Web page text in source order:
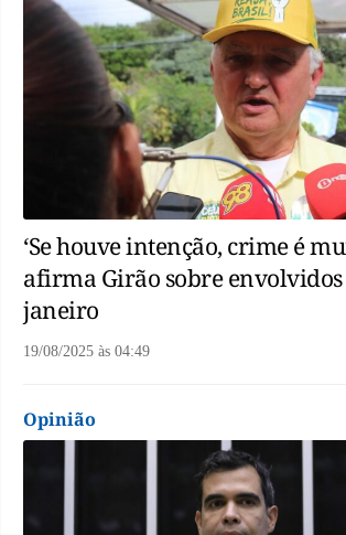
‘Se houve intenção, crime é
afirma Girão sobre envolvidos
janeiro
19/08/2025 às 04:49
Opinião